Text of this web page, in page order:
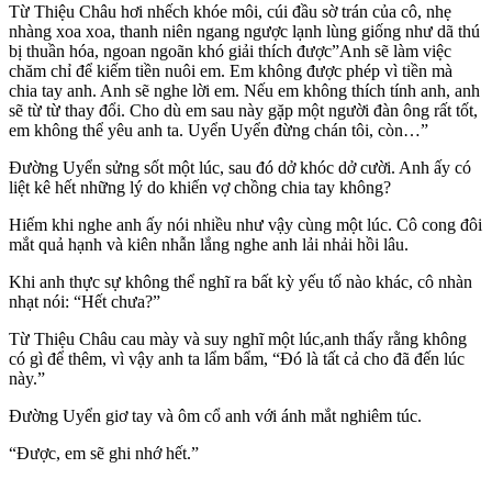
Từ Thiệu Châu hơi nhếch khóe môi, cúi đầu sờ trán của cô, nhẹ
nhàng xoa xoa, thanh niên ngang ngược lạnh lùng giống như dã thú
bị thuần hóa, ngoan ngoãn khó giải thích được”Anh sẽ làm việc
chăm chỉ để kiếm tiền nuôi em. Em không được phép vì tiền mà
chia tay anh. Anh sẽ nghe lời em. Nếu em không thích tính anh, anh
sẽ từ từ thay đổi. Cho dù em sau này gặp một người đàn ông rất tốt,
em không thể yêu anh ta. Uyển Uyển đừng chán tôi, còn…”
Đường Uyển sửng sốt một lúc, sau đó dở khóc dở cười. Anh ấy có
liệt kê hết những lý do khiến vợ chồng chia tay không?
Hiếm khi nghe anh ấy nói nhiều như vậy cùng một lúc. Cô cong đôi
mắt quả hạnh và kiên nhẫn lắng nghe anh lải nhải hồi lâu.
Khi anh thực sự không thể nghĩ ra bất kỳ yếu tố nào khác, cô nhàn
nhạt nói: “Hết chưa?”
Từ Thiệu Châu cau mày và suy nghĩ một lúc,anh thấy rằng không
có gì để thêm, vì vậy anh ta lẩm bẩm, “Đó là tất cả cho đã đến lúc
này.”
Đường Uyển giơ tay và ôm cổ anh với ánh mắt nghiêm túc.
“Được, em sẽ ghi nhớ hết.”